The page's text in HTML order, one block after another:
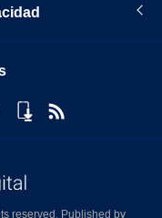
reserved. Published by